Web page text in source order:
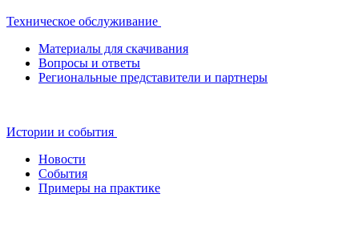
Техническое обслуживание
Материалы для скачивания
Вопросы и ответы
Региональные представители и партнеры
Истории и события
Новости
События
Примеры на практике